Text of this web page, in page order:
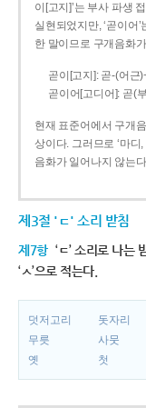
이[고지]’는 부사 파생
실현되었지만, ‘곧이어
한 말이므로 구개음화
곧이[고지]: 곧-­(어근
곧이어[고디어]: 곧(
현재 표준어에서 구개
상이다. 그러므로 ‘마디
음화가 일어나지 않는
제3절 'ㄷ' 소리 받침
제7항 ‘ㄷ’ 소리로 나는
‘ㅅ’으로 적는다.
덧저고리 돗자리
무릇
사뭇
옛
첫